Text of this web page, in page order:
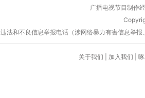
广播电视节目制作
违法和不良信息举报电话（涉网络暴力有害信息
关于我们 加入我们